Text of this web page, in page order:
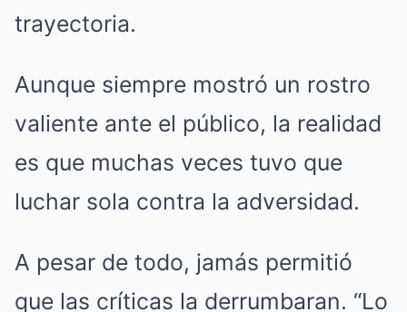
trayectoria.
Aunque siempre mostró un rostro
valiente ante el público, la realidad
es que muchas veces tuvo que
luchar sola contra la adversidad.
A pesar de todo, jamás permitió
que las críticas la derrumbaran. “Lo